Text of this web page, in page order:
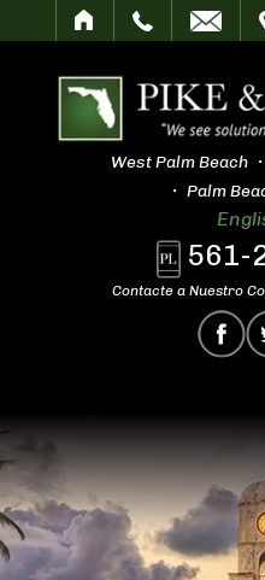
BUSCAR
West Palm Beach
Palm
561-
Contacte a Nuestro